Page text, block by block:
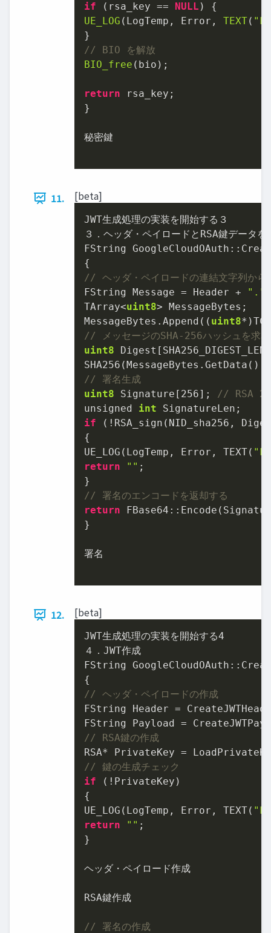
if (rsa_key == NULL
UE_LOG (LogTemp, Error, TEXT(
// BIO を解放
BIO_free (bio);
return rsa_key;
}
秘密鍵
11. [beta]
JWT生成処理の実装を開始する３
３．ヘッダ・ペイロードとRSA鍵データ
FString
// ヘッダ・ペイロードの連結文字列から
FString Message = Header +
"."
TArray<uint8> MessageBytes;
MessageBytes.Append(( uint8
// メッセージのSHA-256ハッシュを求
uint8
// 署名生成
uint8 Signature[ 256]; // RSA
unsigned int
if (!RSA_sign(NID_sha256,
{
UE_LOG(LogTemp, Error, TEXT(
return
"" ;
// 署名のエンコードを返却する
return
}
署名
12. [beta]
JWT生成処理の実装を開始する4
４．JWT作成
FString
// ヘッダ・ペイロードの作成
FString Header =
FString Payload =
// RSA鍵の作成
RSA* PrivateKey =
// 鍵の生成チェック
if (!PrivateKey)
{
UE_LOG(LogTemp, Error, TEXT(
return
"" ;
}
ヘッダ・ペイロード作成
RSA鍵作成
// 署名の作成